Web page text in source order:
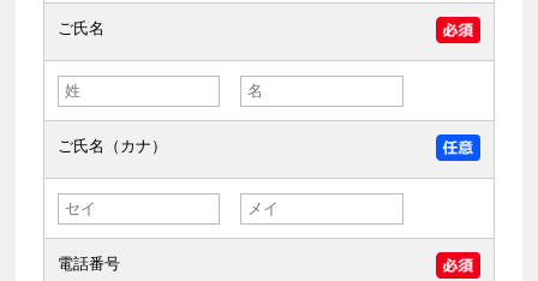
ご氏名
ご氏名（カナ）
電話番号